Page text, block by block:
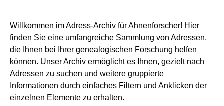
Willkommen im Adress-Archiv für Ahnenforscher! Hier
finden Sie eine umfangreiche Sammlung von Adressen,
die Ihnen bei Ihrer genealogischen Forschung helfen
können. Unser Archiv ermöglicht es Ihnen, gezielt nach
Adressen zu suchen und weitere gruppierte
Informationen durch einfaches Filtern und Anklicken der
einzelnen Elemente zu erhalten.